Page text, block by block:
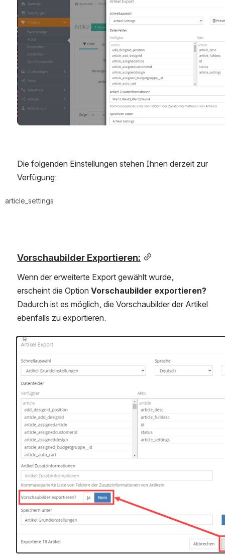
Die folgenden Einstellungen stehen Ihnen derzeit zur
Verfügung:
article_settings
Vorschaubilder Exportieren:
Wenn der erweiterte Export gewählt wurde,
erscheint die Option Vorschaubilder exportieren?
Dadurch ist es möglich, die Vorschaubilder der Artikel
ebenfalls zu exportieren.
öffnen